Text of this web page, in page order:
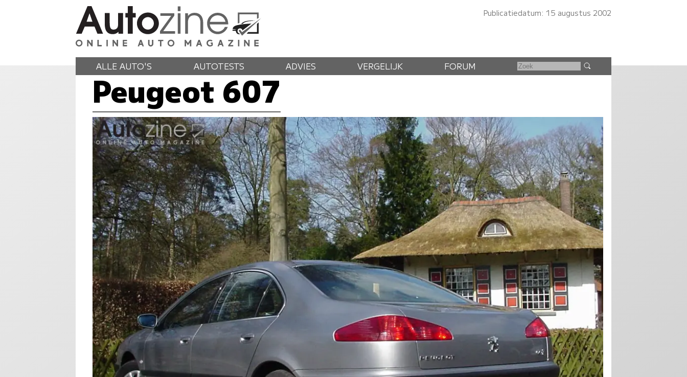
Publicatiedatum: 15 augustus 2002
ALLE AUTO'S AUTOTESTS ADVIES VERGELIJK FORUM
Peugeot 607